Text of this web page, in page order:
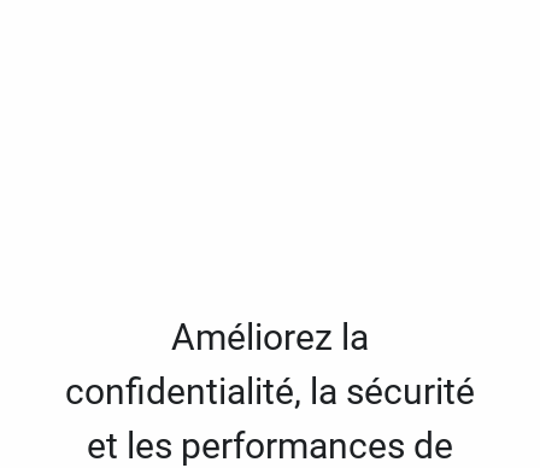
Améliorez la
confidentialité, la sécurité
et les performances de